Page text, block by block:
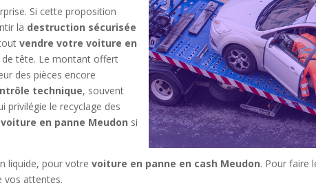
Si cette proposition
la destruction sécurisée
toutvendre votre voiture en
tête. Le montant offert
des pièces encore
technique, souvent
privilégie le recyclage des
en panne Meudon si
liquide, pour votrevoiture en panne en cash Meudon. Pour faire
vos attentes.